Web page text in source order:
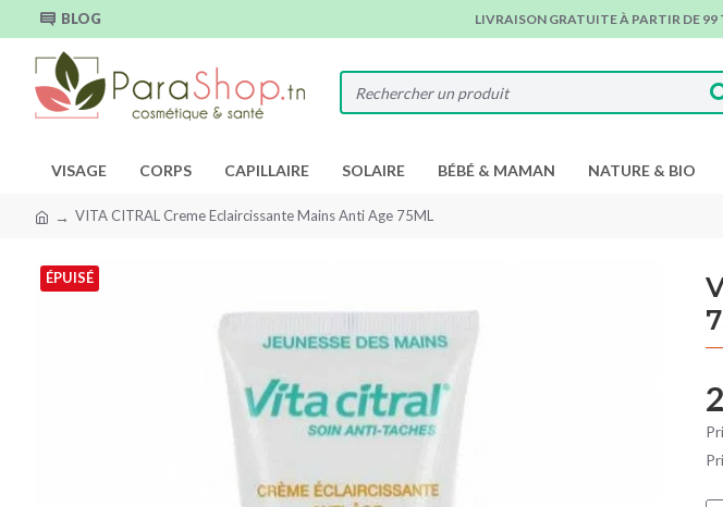
BLOG LIVRAISON GRATUITE À PARTIR DE
VISAGE CORPS CAPILLAIRE SOLAIRE BÉBÉ & MAMAN NATURE & BIO
VITA CITRAL Creme Eclaircissante Mains Anti Age 75ML
ÉPUISÉ